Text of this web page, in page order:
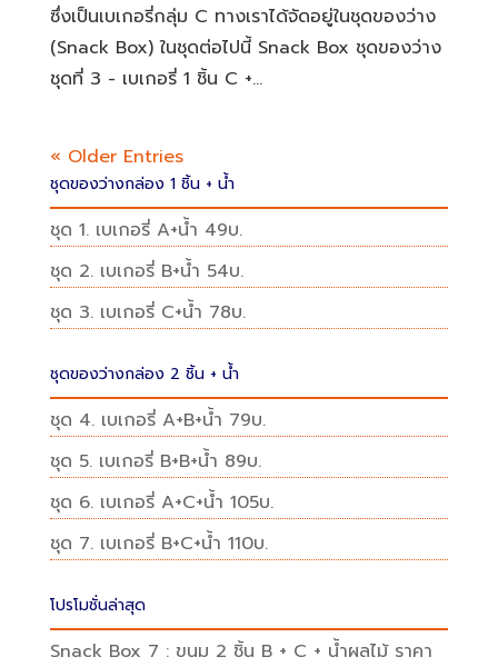
ซึ่งเป็นเบเกอรี่กลุ่ม C ทางเราได้จัดอยู่ในชุดของว่าง
(Snack Box) ในชุดต่อไปนี้ Snack Box ชุดของว่าง
ชุดที่ 3 - เบเกอรี่ 1 ชิ้น C +...
« Older Entries
ชุดของว่างกล่อง 1 ชิ้น + น้ำ
ชุด 1. เบเกอรี่ A+น้ำ 49บ.
ชุด 2. เบเกอรี่ B+น้ำ 54บ.
ชุด 3. เบเกอรี่ C+น้ำ 78บ.
ชุดของว่างกล่อง 2 ชิ้น + น้ำ
ชุด 4. เบเกอรี่ A+B+น้ำ 79บ.
ชุด 5. เบเกอรี่ B+B+น้ำ 89บ.
ชุด 6. เบเกอรี่ A+C+น้ำ 105บ.
ชุด 7. เบเกอรี่ B+C+น้ำ 110บ.
โปรโมชั่นล่าสุด
Snack Box 7 : ขนม 2 ชิ้น B + C + น้ำผลไม้ ราคา